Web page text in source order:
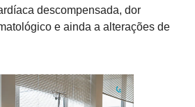
descompensada, dor
e ainda a alterações de